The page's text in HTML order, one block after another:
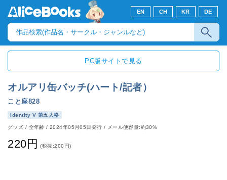
EN CH KR DE
PC版サイトで見る
オルアリ缶バッチ(ハート/記者）
こと座828
Identity V 第五人格
グッズ / 全年齢/2024年05月05日発行 / メール便容量:約30%
220円 (税抜:200円)